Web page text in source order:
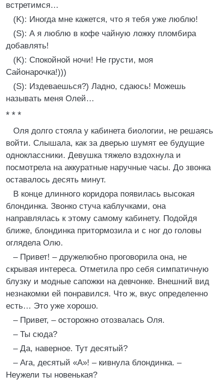
встретимся…
(K): Иногда мне кажется, что я тебя уже люблю!
(S): А я люблю в кофе чайную ложку пломбира
добавлять!
(K): Спокойной ночи! Не грусти, моя
Сайонарочка!)))
(S): Издеваешься?) Ладно, сдаюсь! Можешь
называть меня Олей…
* * *
Оля долго стояла у кабинета биологии, не решаясь
войти. Слышала, как за дверью шумят ее будущие
одноклассники. Девушка тяжело вздохнула и
посмотрела на аккуратные наручные часы. До звонка
оставалось десять минут.
В конце длинного коридора появилась высокая
блондинка. Звонко стуча каблучками, она
направлялась к этому самому кабинету. Подойдя
ближе, блондинка притормозила и с ног до головы
оглядела Олю.
– Привет! – дружелюбно проговорила она, не
скрывая интереса. Отметила про себя симпатичную
блузку и модные сапожки на девчонке. Внешний вид
незнакомки ей понравился. Что ж, вкус определенно
есть… Это уже хорошо.
– Привет, – осторожно отозвалась Оля.
– Ты сюда?
– Да, наверное. Тут десятый?
– Ага, десятый «А»! – кивнула блондинка. –
Неужели ты новенькая?